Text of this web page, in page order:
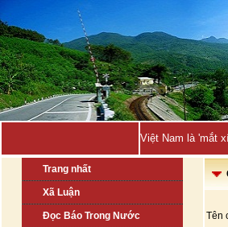
Việt Nam là 'mắt
Trang nhất
Xã Luận
Đọc Báo Trong Nước Tên